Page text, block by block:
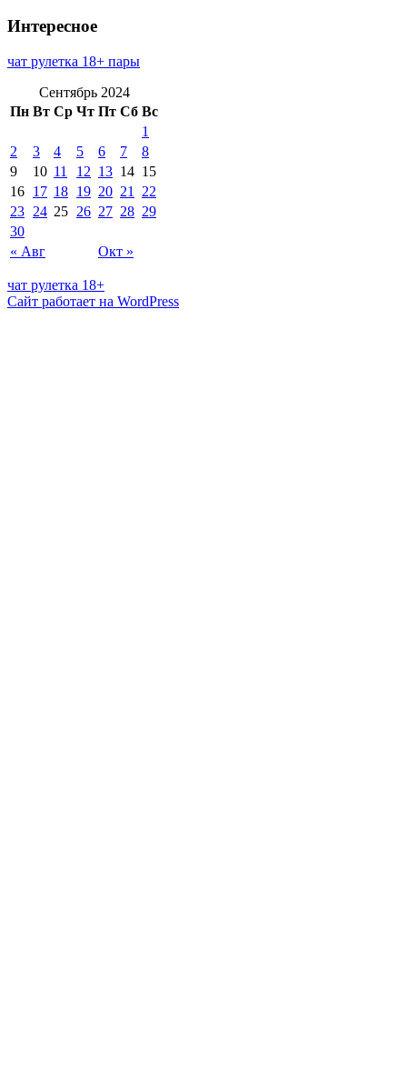
Интересное
чат рулетка 18+ пары
Сентябрь 2024
Пн Вт Ср Чт Пт Сб Вс
« Авг Окт »
1
2
3 4 5 6 7
8
9
10 11 12 13 14 15
16 17 18 19 20 21
22
23 24 25 26 27 28 29
30
чат рулетка 18+
Сайт работает на WordPress